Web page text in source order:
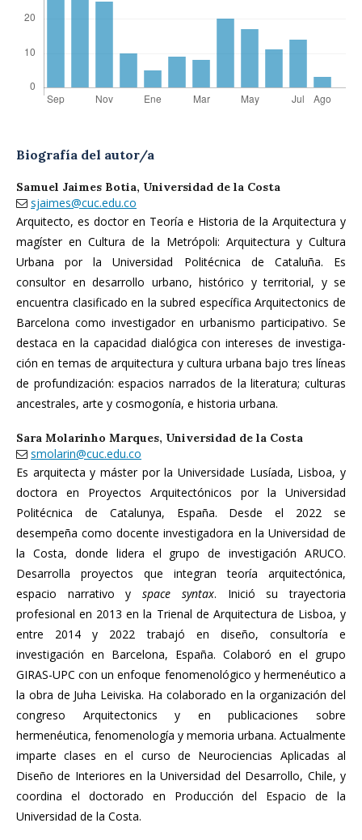
Biografía del autor/a
Samuel Jaimes Botia, Universidad de la Costa
sjaimes@cuc.edu.co
Arquitecto, es doctor en Teoría e Historia de la Arquitectura y
magíster en Cultura de la Metrópoli: Arquitectura y Cultura
Urbana por la Universidad Politécnica de Cataluña. Es
consultor en desarrollo urbano, histórico y territorial, y se
encuentra clasificado en la subred específica Arquitectonics de
Barcelona como investigador en urbanismo participativo. Se
destaca en la capacidad dialógica con intereses de investiga­
ción en temas de arquitectura y cultura urbana bajo tres líneas
de profundización: espacios narrados de la literatura; culturas
ancestrales, arte y cosmogonía, e historia urbana.
Sara Molarinho Marques, Universidad de la Costa
smolarin@cuc.edu.co
Es arquitecta y máster por la Universidade Lusíada, Lisboa, y
doctora en Proyectos Arquitectónicos por la Universidad
Politécnica de Catalunya, España. Desde el 2022 se
desempeña como docente investigadora en la Universidad de
la Costa, donde lidera el grupo de investigación ARUCO.
Desarrolla proyectos que integran teoría arquitectónica,
espacio narrativo yspace syntax. Inició su trayectoria
profesional en 2013 en la Trienal de Arquitectura de Lisboa, y
entre 2014 y 2022 trabajó en diseño, consultoría e
investigación en Barcelona, España. Colaboró en el grupo
GIRAS-UPC con un enfoque fenomenológico y hermenéutico a
la obra de Juha Leiviska. Ha colaborado en la organización del
congreso Arquitectonics y en publicaciones sobre
hermenéutica, fenomenología y memoria urbana. Actualmente
imparte clases en el curso de Neurociencias Aplicadas al
Diseño de Interiores en la Universidad del Desarrollo, Chile, y
coordina el doctorado en Producción del Espacio de la
Universidad de la Costa.